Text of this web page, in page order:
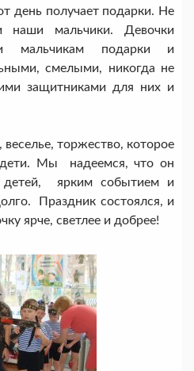
день получает подарки. Не
наши мальчики. Девочки
мальчикам подарки и
смелыми, никогда не
защитниками для них и
торжество, которое
Мы надеемся, что он
ярким событием и
Праздник состоялся, и
ярче, светлее и добрее!